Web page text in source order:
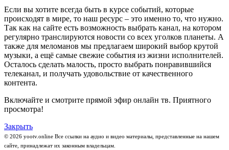
Если вы хотите всегда быть в курсе событий, которые
происходят в мире, то наш ресурс – это именно то, что нужно.
Так как на сайте есть возможность выбрать канал, на котором
регулярно транслируются новости со всех уголков планеты. А
также для меломанов мы предлагаем широкий выбор крутой
музыки, а ещё самые свежие события из жизни исполнителей.
Осталось сделать малость, просто выбрать понравившийся
телеканал, и получать удовольствие от качественного
контента.
Включайте и смотрите прямой эфир онлайн тв. Приятного
просмотра!
Закрыть
© 2026 yootv.online Все ссылки на аудио и видео материалы, представленные на нашем
сайте, принадлежат их законным владельцам.